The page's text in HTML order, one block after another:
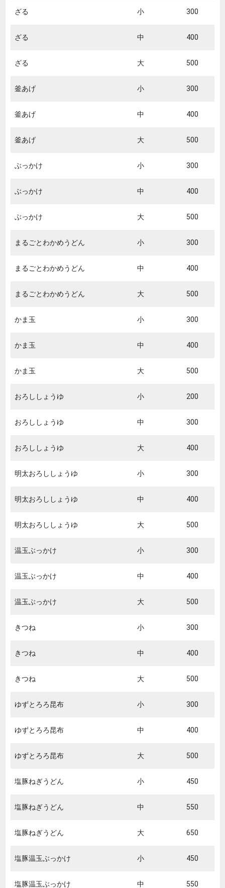
ざる 小 300
ざる 中 400
ざる 大 500
釜あげ 小 300
釜あげ 中 400
釜あげ 大 500
ぶっかけ 小 300
ぶっかけ 中 400
ぶっかけ 大 500
まるごとわかめうどん 小 300
まるごとわかめうどん 中 400
まるごとわかめうどん 大 500
かま玉 小 300
かま玉 中 400
かま玉 大 500
おろししょうゆ 小 200
おろししょうゆ 中 300
おろししょうゆ 大 400
明太おろししょうゆ 小 300
明太おろししょうゆ 中 400
明太おろししょうゆ 大 500
温玉ぶっかけ 小 300
温玉ぶっかけ 中 400
温玉ぶっかけ 大 500
きつね 小 300
きつね 中 400
きつね 大 500
ゆずとろろ昆布 小 300
ゆずとろろ昆布 中 400
ゆずとろろ昆布 大 500
塩豚ねぎうどん 小 450
塩豚ねぎうどん 中 550
塩豚ねぎうどん 大 650
塩豚温玉ぶっかけ 小 450
塩豚温玉ぶっかけ 中 550